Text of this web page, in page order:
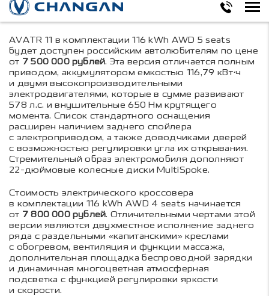
и комфортное освещение в салоне, включая
освещение зоны посадки и высадки.
AVATR 11 в комплектации 116 kWh AWD 5 seats
будет доступен российским автолюбителям по цене
от 7 500 000 рублей. Эта версия отличается полным
приводом, аккумулятором емкостью 116,79 кВт·ч
и двумя высокопроизводительными
электродвигателями, которые в сумме развивают
578 л.с. и внушительные 650 Нм крутящего
момента. Список стандартного оснащения
расширен наличием заднего спойлера
с электроприводом, а также доводчиками дверей
с возможностью регулировки угла их открывания.
Стремительный образ электромобиля дополняют
22-дюймовые колесные диски MultiSpoke.
Стоимость электрического кроссовера
в комплектации 116 kWh AWD 4 seats начинается
от 7 800 000 рублей. Отличительными чертами этой
версии являются двухместное исполнение заднего
ряда с раздельными «капитанскими» креслами
с обогревом, вентиляция и функции массажа,
дополнительная площадка беспроводной зарядки
и динамичная многоцветная атмосферная
подсветка с функцией регулировки яркости
и скорости.